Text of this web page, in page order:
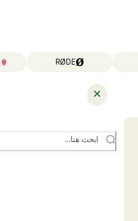
RØDE
ابحث هنا...